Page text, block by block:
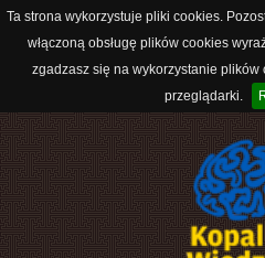
Ta strona wykorzystuje pliki cookies.
włączoną obsługę plików cookies
zgadzasz się na wykorzystanie
przeglądarki.